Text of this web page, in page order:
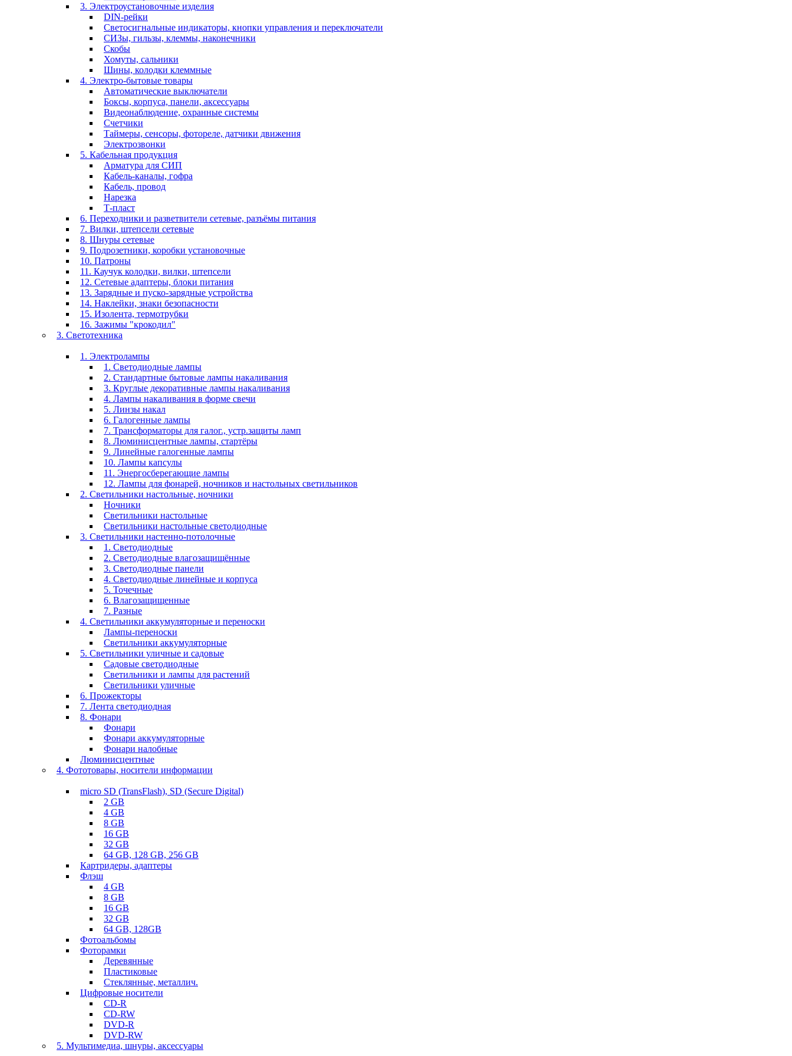
3. Электроустановочные изделия
DIN-рейки
Светосигнальные индикаторы, кнопки управления и переключатели
СИЗы, гильзы, клеммы, наконечники
Скобы
Хомуты, сальники
Шины, колодки клеммные
4. Электро-бытовые товары
Автоматические выключатели
Боксы, корпуса, панели, аксессуары
Видеонаблюдение, охранные системы
Счетчики
Таймеры, сенсоры, фотореле, датчики движения
Электрозвонки
5. Кабельная продукция
Арматура для СИП
Кабель-каналы, гофра
Кабель, провод
Нарезка
Т-пласт
6. Переходники и разветвители сетевые, разъёмы питания
7. Вилки, штепсели сетевые
8. Шнуры сетевые
9. Подрозетники, коробки установочные
10. Патроны
11. Каучук колодки, вилки, штепсели
12. Сетевые адаптеры, блоки питания
13. Зарядные и пуско-зарядные устройства
14. Наклейки, знаки безопасности
15. Изолента, термотрубки
16. Зажимы "крокодил"
3. Светотехника
1. Электролампы
1. Светодиодные лампы
2. Стандартные бытовые лампы накаливания
3. Круглые декоративные лампы накаливания
4. Лампы накаливания в форме свечи
5. Линзы накал
6. Галогенные лампы
7. Трансформаторы для галог., устр.защиты ламп
8. Люминисцентные лампы, стартёры
9. Линейные галогенные лампы
10. Лампы капсулы
11. Энергосберегающие лампы
12. Лампы для фонарей, ночников и настольных светильников
2. Светильники настольные, ночники
Ночники
Светильники настольные
Светильники настольные светодиодные
3. Светильники настенно-потолочные
1. Светодиодные
2. Светодиодные влагозащищённые
3. Светодиодные панели
4. Светодиодные линейные и корпуса
5. Точечные
6. Влагозащищенные
7. Разные
4. Светильники аккумуляторные и переноски
Лампы-переноски
Светильники аккумуляторные
5. Светильники уличные и садовые
Садовые светодиодные
Светильники и лампы для растений
Светильники уличные
6. Прожекторы
7. Лента светодиодная
8. Фонари
Фонари
Фонари аккумуляторные
Фонари налобные
Люминисцентные
4. Фототовары, носители информации
micro SD (TransFlash), SD (Secure Digital)
2 GB
4 GB
8 GB
16 GB
32 GB
64 GB, 128 GB, 256 GB
Картридеры, адаптеры
Флэш
4 GB
8 GB
16 GB
32 GB
64 GB, 128GB
Фотоальбомы
Фоторамки
Деревянные
Пластиковые
Стеклянные, металлич.
Цифровые носители
CD-R
CD-RW
DVD-R
DVD-RW
5. Мультимедиа, шнуры, аксессуары